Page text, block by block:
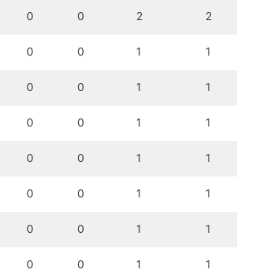
0 0 2 2
0 0 1 1
0 0 1 1
0 0 1 1
0 0 1 1
0 0 1 1
0 0 1 1
0 0 1 1